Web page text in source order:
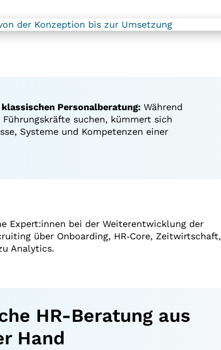
Personalberatung: Während
suchen, kümmert sich
Systeme und Kompetenzen einer
Expert:innen bei der Weiterentwicklung der
über Onboarding, HR‑Core, Zeitwirtschaft,
Analytics.
HR-Beratung aus
Hand